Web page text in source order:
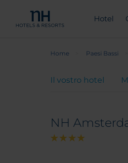
Hotel
Home Paesi Bassi
Il vostro hotel
NH